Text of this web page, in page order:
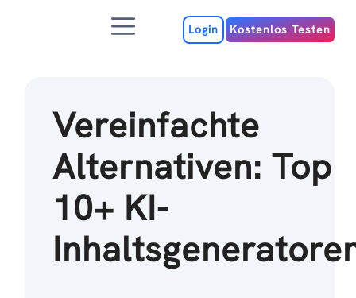
MenuLogin Kostenlos Testen
Vereinfachte
Alternativen: Top
10+ KI-